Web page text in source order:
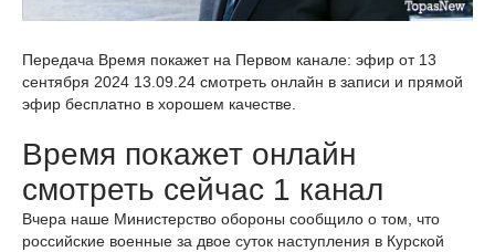
Передача Время покажет на Первом канале: эфир от 13
сентября 2024 13.09.24 смотреть онлайн в записи и прямой
эфир бесплатно в хорошем качестве.
Время покажет онлайн
смотреть сейчас 1 канал
Вчера наше Министерство обороны сообщило о том, что
российские военные за двое суток наступления в Курской